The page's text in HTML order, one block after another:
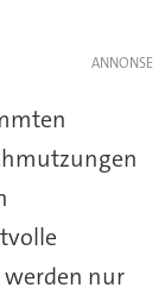
nur